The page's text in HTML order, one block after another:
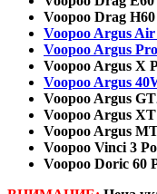
Voopoo Drag
Voopoo Argus
Voopoo Argus
Voopoo Argus X
Voopoo Argus
Voopoo Argus
Voopoo Argus
Voopoo Argus
Voopoo Vinci 3
Voopoo Doric 60